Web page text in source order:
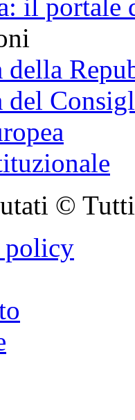
il portale
della
del
©
policy